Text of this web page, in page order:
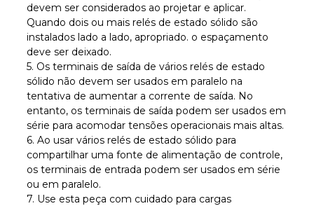
devem ser considerados ao projetar e aplicar.
Quando dois ou mais relés de estado sólido são
instalados lado a lado, apropriado. o espaçamento
deve ser deixado.
5. Os terminais de saída de vários relés de estado
sólido não devem ser usados ​​em paralelo na
tentativa de aumentar a corrente de saída. No
entanto, os terminais de saída podem ser usados ​​em
série para acomodar tensões operacionais mais altas.
6. Ao usar vários relés de estado sólido para
compartilhar uma fonte de alimentação de controle,
os terminais de entrada podem ser usados ​​em série
ou em paralelo.
7. Use esta peça com cuidado para cargas